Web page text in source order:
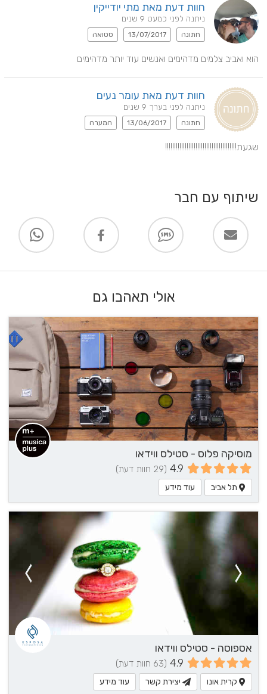
חוות דעת מאת מתי יודייקין
ניתנה לפני כמעט 9 שנים
חתונה 13/07/2017 סטואה
הוא ואביב צלמים מדהימים ואנשים עוד יותר מדהימים
חוות דעת מאת עומר נעים
ניתנה לפני בערך 9 שנים
חתונה 13/06/2017 המערה
שגעת!!!!!!!!!!!!!!!!!!!!!!!!!!!!!!!!!!!!!!!!
שיתוף עם חבר
אולי תאהבו גם
מוסיקה פלוס - סטילס ווידאו
4.9 (29 חוות דעת)
תל אביב עוד מידע
אספוסה - סטילס ווידאו
4.9 (63 חוות דעת)
קרית אונו יצירת קשר עוד מידע